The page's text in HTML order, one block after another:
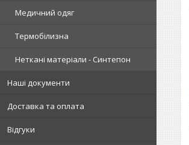
Медичний одяг
Термобілизна
Неткані матеріали - Синтепон
Наші документи
Доставка та оплата
Відгуки